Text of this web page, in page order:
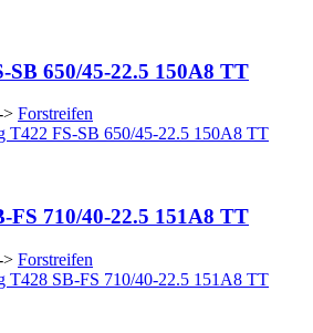
SB 650/45-22.5 150A8 TT
> Forstreifen
FS 710/40-22.5 151A8 TT
> Forstreifen